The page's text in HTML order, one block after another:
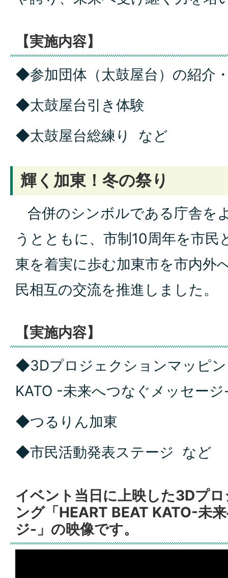
【実施内容】
◆参加団体（太鼓屋台）の紹介
◆太鼓屋台引き体験
◆太鼓屋台総練り など
輝く加東！冬の祭り
合併のシンボルである庁舎を
うとともに、市制10周年を市民
東を着実に歩む加東市を市内外
民相互の交流を推進しました。
【実施内容】
◆3Dプロジェクションマッピン
KATO -未来へつなぐメッセー
◆つるりん加東
◆市民活動発表ステージ など
イベント当日に上映した3Dプ
ング「HEART BEAT KATO-未
ジ-」の映像です。